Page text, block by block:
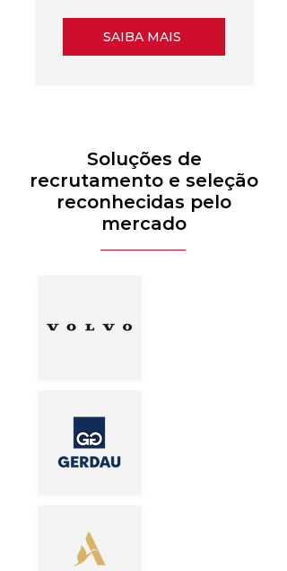
SAIBA MAIS
Soluções de
recrutamento e seleção
reconhecidas pelo
mercado